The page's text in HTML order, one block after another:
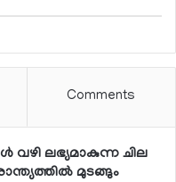
Comments
ലഭ്യമാകുന്ന ചില
മുടങ്ങും